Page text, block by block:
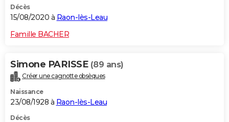
Décès
15/08/2020 à Raon-lès-Leau
Famille BACHER
Simone PARISSE (89 ans)
Créer une cagnotte obsèques
Naissance
23/08/1928 à Raon-lès-Leau
Décès